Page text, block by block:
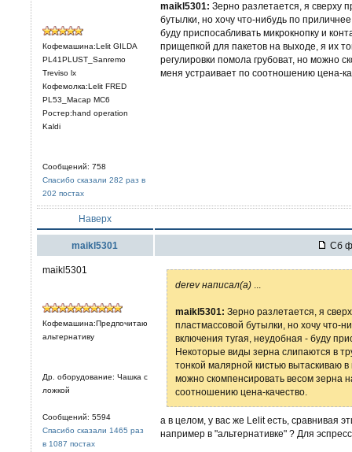
Кофемашина:Lelit GILDA
PL41PLUST_Sanremo
Treviso lx
Кофемолка:Lelit FRED
PL53_Macap MC6
Ростер:hand operation
Kaldi
Сообщений: 758
Спасибо сказали 282 раз в
202 постах
maikl5301: Зерно разлетается, я сверху
бутылки, но хочу что-нибудь по
буду приспосабливать микрокнопку и
прищепкой для пакетов на выходе, я их
регулировки помола грубоват, но можно
меня устраивает по соотношению цена-
Наверх
maikl5301 Сб
maikl5301
Кофемашина:Предпочитаю
альтернативу
Др. оборудование: Чашка с
ложкой
Сообщений: 5594
Спасибо сказали 1465 раз
в 1087 постах
derev написал(а)
maikl5301: Зерно разлетается, я
пластмассовой бутылки, но хочу что-
включения тугая, неудобная - буду
Некоторые виды зерна слипаются в
тонкой малярной кистью вытаскиваю в
можно скомпенсировать весом зерна
соотношению цена-качество.
а в целом, у вас же Lelit есть, сравнивая
например в "альтернативке" ? Для